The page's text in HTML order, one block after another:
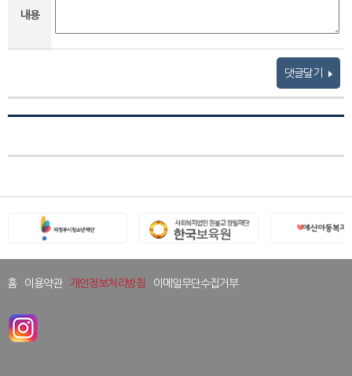
내용
댓글달기
홈 이용약관 개인정보처리방침 이메일무단수집거부